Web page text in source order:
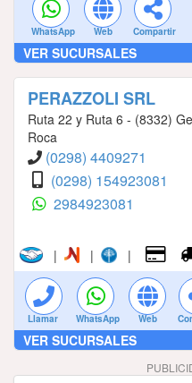
WhatsApp Web Compartir
VER SUCURSALES
PERAZZOLI SRL
Ruta 22 y Ruta 6 - (8332)
Roca
(0298) 4409271
(0298) 154923081
2984923081
| | |
Llamar WhatsApp Web
VER SUCURSALES